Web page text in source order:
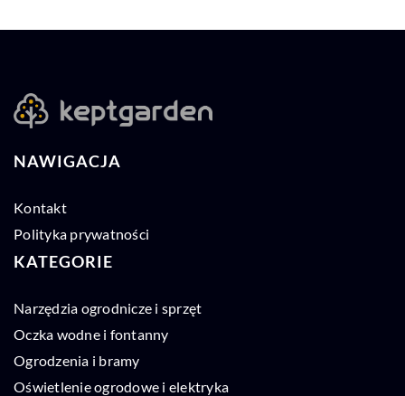
NAWIGACJA
Kontakt
Polityka prywatności
KATEGORIE
Narzędzia ogrodnicze i sprzęt
Oczka wodne i fontanny
Ogrodzenia i bramy
Oświetlenie ogrodowe i elektryka